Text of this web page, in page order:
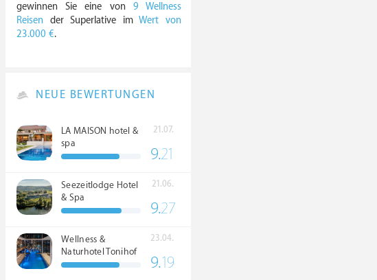
gewinnen Sie eine von 9 Wellness
Reisen der Superlative imWert von
23.000 €.
NEUE BEWERTUNGEN
LA MAISON hotel &
spa
21.07.
9.21
Seezeitlodge Hotel
& Spa
21.06.
9.27
Wellness &
Naturhotel Tonihof
****S
23.04.
9.19